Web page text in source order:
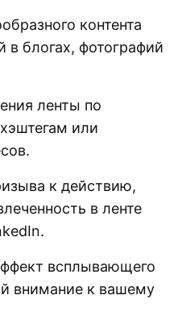
отсчета
контента
блогах, фотографий
ленты по
или
к действию,
в ленте
всплывающего
внимание к вашему